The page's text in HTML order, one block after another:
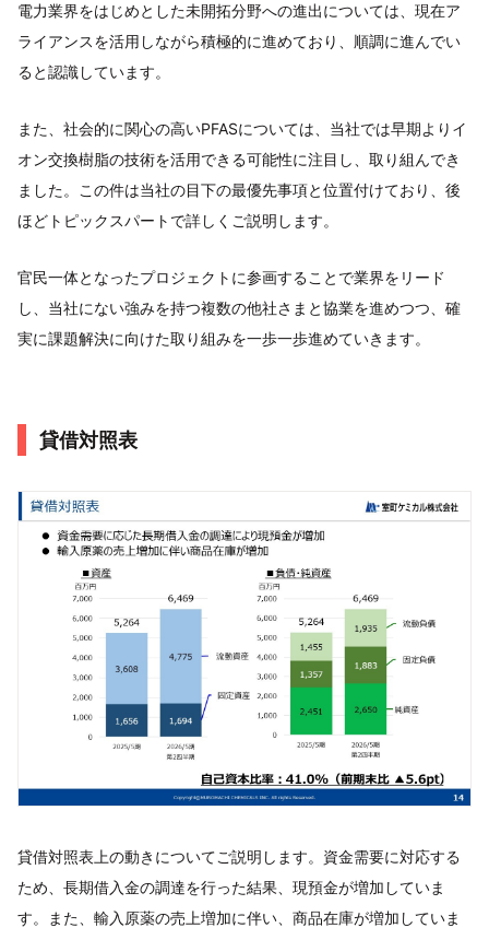
電力業界をはじめとした未開拓分野への進出については、現在ア
ライアンスを活用しながら積極的に進めており、順調に進んでい
ると認識しています。
また、社会的に関心の高いPFASについては、当社では早期よりイ
オン交換樹脂の技術を活用できる可能性に注目し、取り組んでき
ました。この件は当社の目下の最優先事項と位置付けており、後
ほどトピックスパートで詳しくご説明します。
官民一体となったプロジェクトに参画することで業界をリード
し、当社にない強みを持つ複数の他社さまと協業を進めつつ、確
実に課題解決に向けた取り組みを一歩一歩進めていきます。
貸借対照表
貸借対照表上の動きについてご説明します。資金需要に対応する
ため、長期借入金の調達を行った結果、現預金が増加していま
す。また、輸入原薬の売上増加に伴い、商品在庫が増加していま